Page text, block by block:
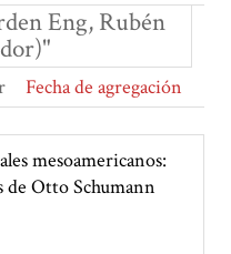
Eng, Rubén
Fecha de agregación
mesoamericanos:
de Otto Schumann